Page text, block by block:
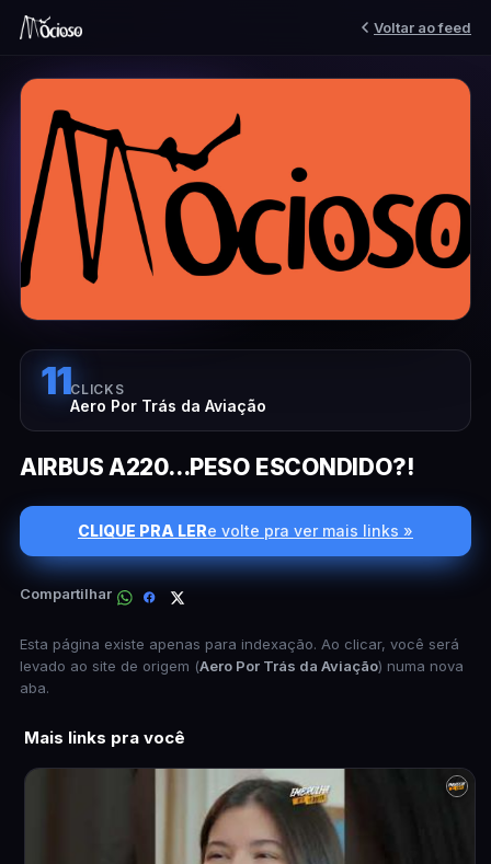
Voltar ao feed
11CLICKS
Aero Por Trás da Aviação
AIRBUS A220...PESO ESCONDIDO?!
CLIQUE PRA LERe volte pra ver mais links »
Compartilhar
Esta página existe apenas para indexação. Ao clicar, você será
levado ao site de origem (Aero Por Trás da Aviação) numa nova
aba.
Mais links pra você